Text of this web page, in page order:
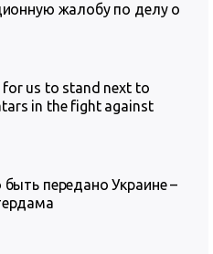
жалобу по делу о
for us to stand next to
in the fight against
передано Украине –